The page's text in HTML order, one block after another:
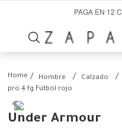
PAGA EN 12
Hombre Calzado
pro 4 fg Fútbol rojo
Under Armour